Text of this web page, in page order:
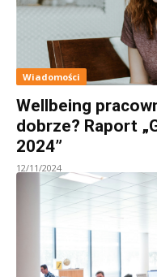
Wiadomości
Wellbeing
dobrze? Raport
2024”
12/11/2024